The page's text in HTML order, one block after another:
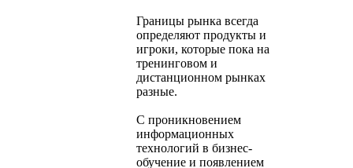
Границы рынка всегда
определяют продукты и
игроки, которые пока на
тренинговом и
дистанционном рынках
разные.
С проникновением
информационных
технологий в бизнес-
обучение и появлением